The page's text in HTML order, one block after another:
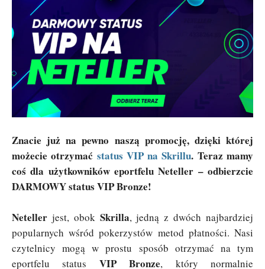
Znacie już na pewno naszą promocję, dzięki której
możecie otrzymać status VIP na Skrillu. Teraz mamy
coś dla użytkowników eportfelu Neteller – odbierzcie
DARMOWY status VIP Bronze!
Neteller jest, obok Skrilla, jedną z dwóch najbardziej
popularnych wśród pokerzystów metod płatności. Nasi
czytelnicy mogą w prostu sposób otrzymać na tym
eportfelu status VIP Bronze, który normalnie